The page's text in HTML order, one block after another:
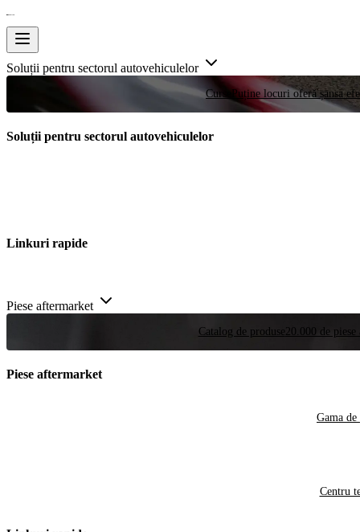
Soluții pentru sectorul autovehiculelor
Curse Puține locuri oferă șansa
Soluții pentru sectorul autovehiculelor
Linkuri rapide
Piese aftermarket
Catalog de produse 20.000 de
Piese aftermarket
Gama de
Centru